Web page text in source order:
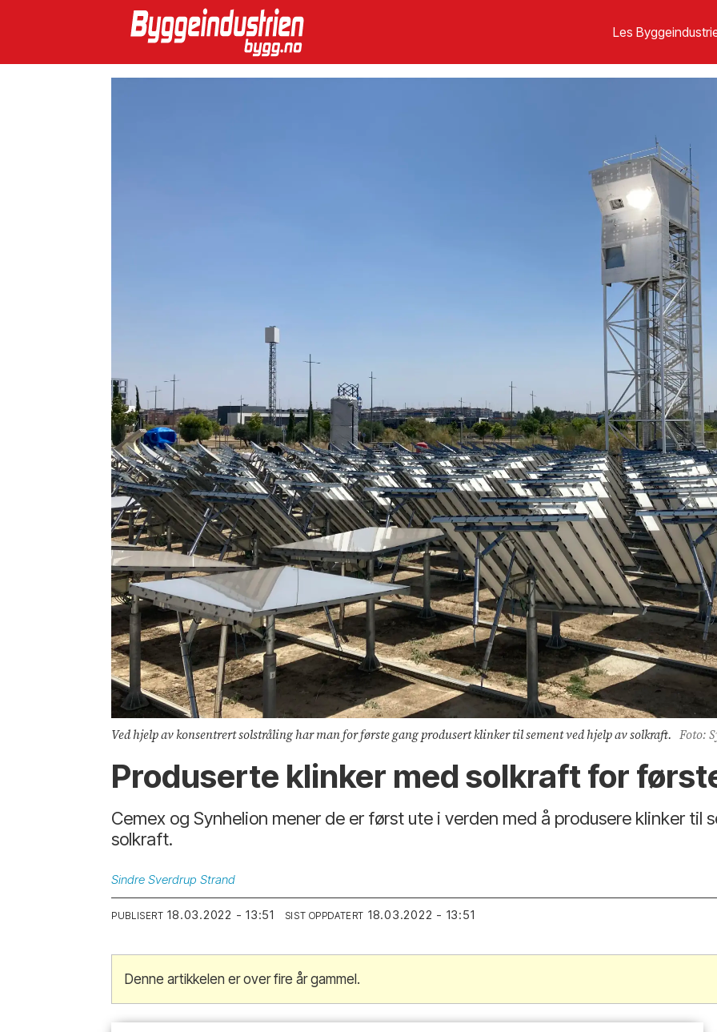
Les
Ved hjelp av konsentrert solstråling har man for første gang produsert klinker til sement ved hjelp av solkraft. Foto:
Produserte klinker med solkraft for
Cemex og Synhelion mener de er først ute i verden med å produsere klinker til
solkraft.
Sindre Sverdrup Strand
PUBLISERT 18.03.2022 - 13:51 SIST OPPDATERT 18.03.2022 - 13:51
Denne artikkelen er over fire år gammel.